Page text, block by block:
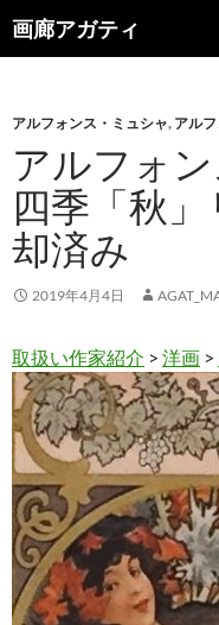
画廊アガティ
索
ン
ツ
へ
ス
キ
ッ
アルフォンス・ミュシャ, アル
アルフォ
四季「秋
却済み
2019年4月4日
取扱い作家紹介 > 洋画 >